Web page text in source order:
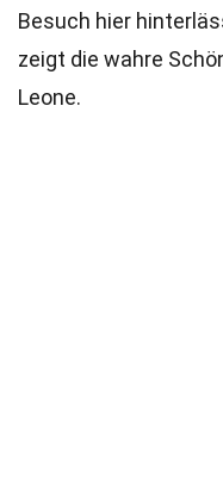
Besuch hier
zeigt die wahre
Leone.